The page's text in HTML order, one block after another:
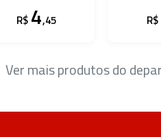
R$ 4,45 R$
Ver mais produtos do